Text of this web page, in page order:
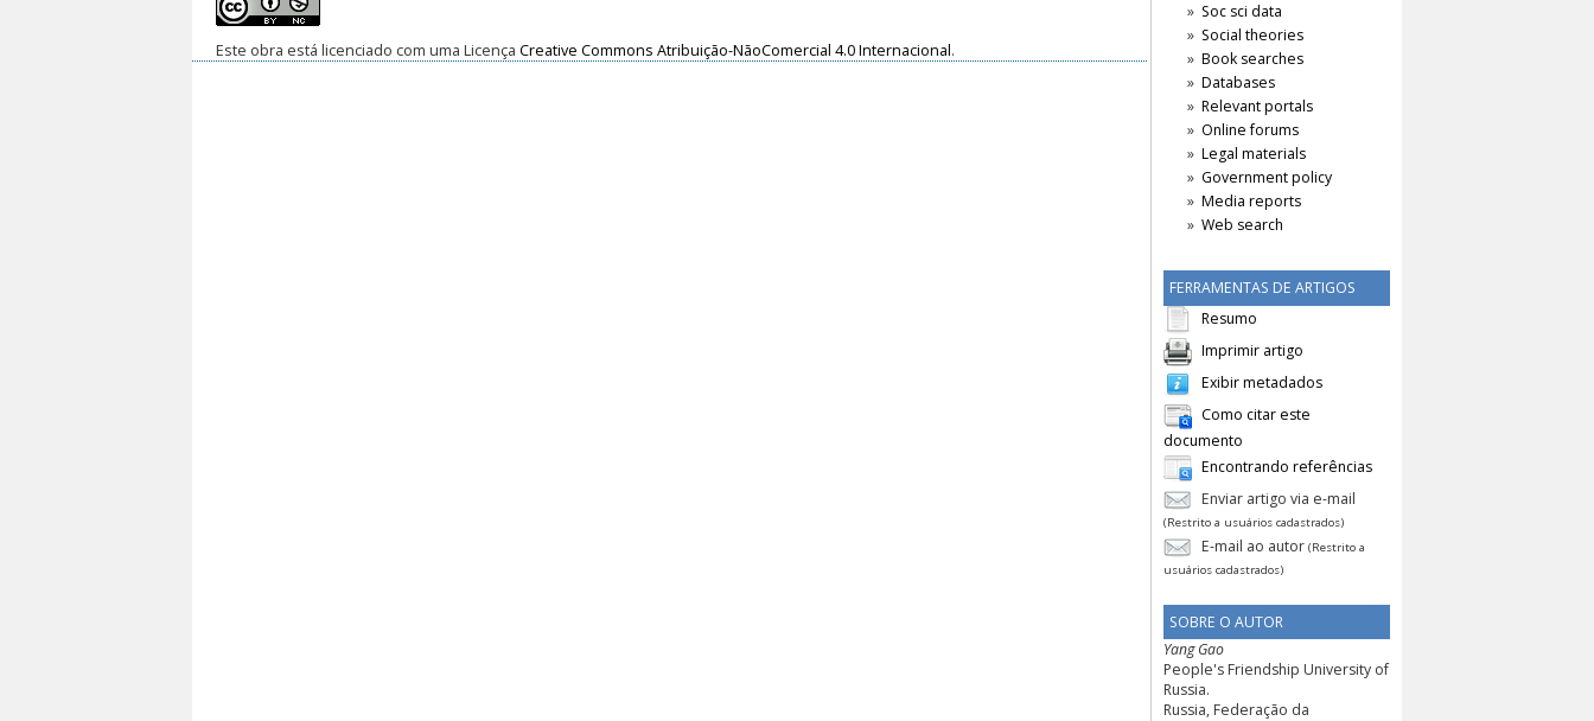
Soc sci data
Social theories
Book searches
Databases
Relevant portals
Online forums
Legal materials
Government policy
Media reports
Web search
FERRAMENTAS DE ARTIGOS
Resumo
Imprimir artigo
Exibir metadados
Como citar este
documento
Encontrando referências
Enviar artigo via e-mail
(Restrito a usuários cadastrados)
E-mail ao autor (Restrito a
usuários cadastrados)
SOBRE O AUTOR
Yang Gao
People's Friendship University of
Russia.
Russia, Federação da
Este obra está licenciado com uma Licença Creative Commons Atribuição-NãoComercial 4.0 Internacional.